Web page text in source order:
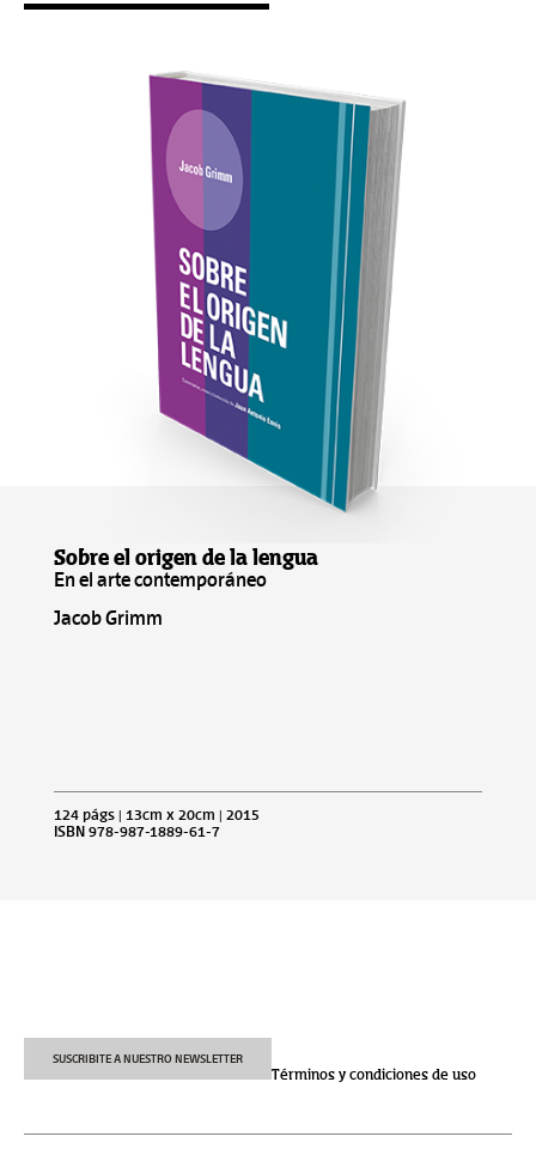
Sobre el origen de la lengua
En el arte contemporáneo
Jacob Grimm
124 págs | 13cm x 20cm | 2015
ISBN 978-987-1889-61-7
SUSCRIBITE A NUESTRO NEWSLETTER
Términos y condiciones de uso